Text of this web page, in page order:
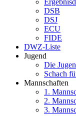
DSB
DSJ
ECU
FIDE
DWZ-Liste
Jugend
Die
Schach
Mannschaften
1.
2.
3.